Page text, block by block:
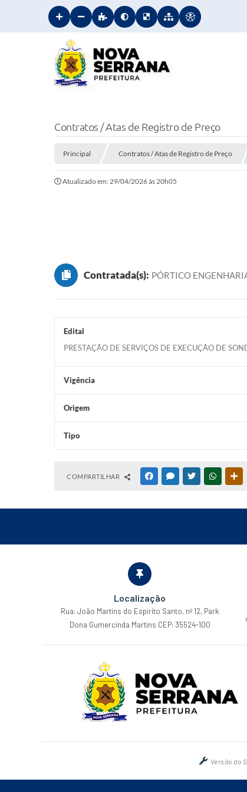
Contratos / Atas de Registro de Preço
Principal Contratos / Atas de Registro de Preço
Atualizado em: 29/04/2026 às 20h05
Contratada(s): PÓRTICO
Edital
PRESTAÇÃO DE SERVIÇOS DE EXECUÇÃO DE
Vigência
Origem
Tipo
COMPARTILHAR FACEBOOKMESSENGER
TWITTER
Localização
Rua: João Martins do Espirito Santo, nº 12, Park
Dona Gumercinda Martins CEP: 35524-100
Versão do